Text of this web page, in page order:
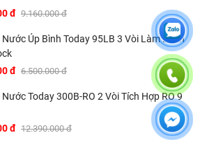
sản phẩm thậm trí cả rủi ro và phiền
của sản phẩm cũng được thành
Giá sản phẩm của chúng tôi không
tôi có những dịch vụ được thiết kế
này nó thực sự cần thiết và có giá
điều đó giúp chúng tôi là đơn vị có giá
thị trường so với sản phẩm + dịch vụ
đ 9.160.000 đ
Úp Bình Today 95LB 3 Vòi Làm Lạnh
đ 6.500.000 đ
Today 300B-RO 2 Vòi Tích Hợp RO 9
đ 12.390.000 đ